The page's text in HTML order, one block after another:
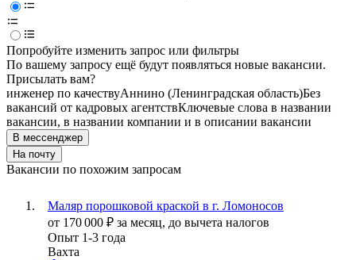
Попробуйте изменить запрос или фильтры
По вашему запросу ещё будут появляться новые вакансии.
Присылать вам?
инженер по качествуАннино (Ленинградская область)Без
вакансий от кадровых агентствКлючевые слова в названии
вакансии, в названии компании и в описании вакансии
В мессенджер
На почту
Вакансии по похожим запросам
Маляр порошковой краской в г. Ломоносов
от 170 000 ₽ за месяц, до вычета налогов
Опыт 1-3 года
Вахта